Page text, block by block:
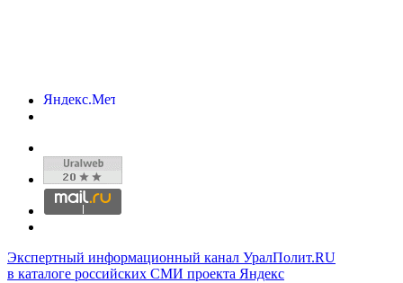
Экспертный информационный канал УралПолит.RU
в каталоге российских СМИ проекта Яндекс